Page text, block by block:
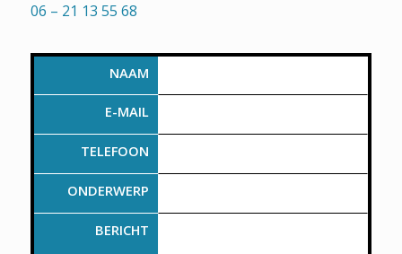
06 – 21 13 55 68
NAAM
E-MAIL
TELEFOON
ONDERWERP
BERICHT